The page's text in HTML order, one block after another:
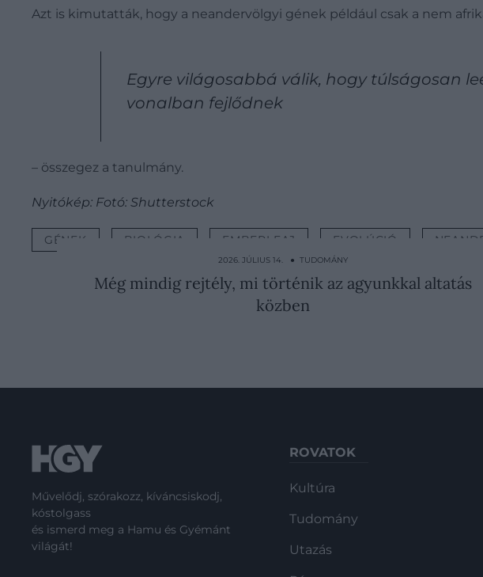
Azt is kimutatták, hogy a neandervölgyi gének például csak a nem
Egyre világosabbá válik, hogy túlságosan
vonalban fejlődnek
– összegez a tanulmány.
Nyitókép: Fotó: Shutterstock
GÉNEK BIOLÓGIA EMBERI FAJ EVOLÚCIÓ
2026. JÚLIUS 14. ● TUDOMÁNY
Még mindig rejtély, mi történik az agyunkkal altatás
közben
Művelődj, szórakozz, kíváncsiskodj,
kóstolgass
és ismerd meg a Hamu és Gyémánt
világát!
ROVATOK
Kultúra
Tudomány
Utazás